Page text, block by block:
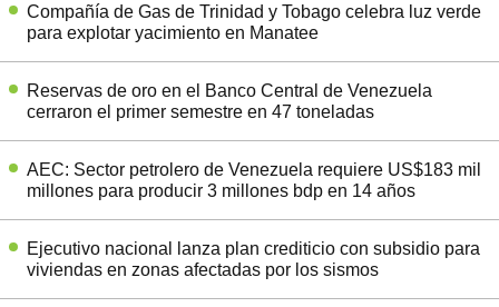
Compañía de Gas de Trinidad y Tobago celebra luz verde
para explotar yacimiento en Manatee
Reservas de oro en el Banco Central de Venezuela
cerraron el primer semestre en 47 toneladas
AEC: Sector petrolero de Venezuela requiere US$183 mil
millones para producir 3 millones bdp en 14 años
Ejecutivo nacional lanza plan crediticio con subsidio para
viviendas en zonas afectadas por los sismos